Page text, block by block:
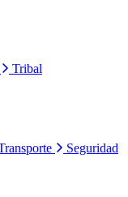
Tribal
Seguridad